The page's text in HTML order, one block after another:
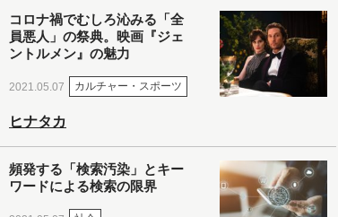
コロナ禍でむしろ沁みる「全
員悪人」の祭典。映画『ジェ
ントルメン』の魅力
2021.05.07 カルチャー・スポーツ
ヒナタカ
頻発する「検索汚染」とキー
ワードによる検索の限界